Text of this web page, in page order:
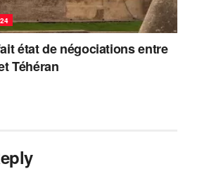
état de négociations entre
Téhéran